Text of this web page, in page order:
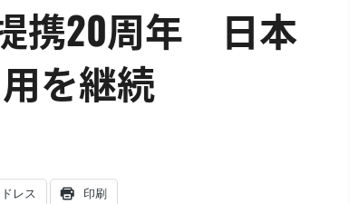
提携20周年 日本
を継続
レス 印刷